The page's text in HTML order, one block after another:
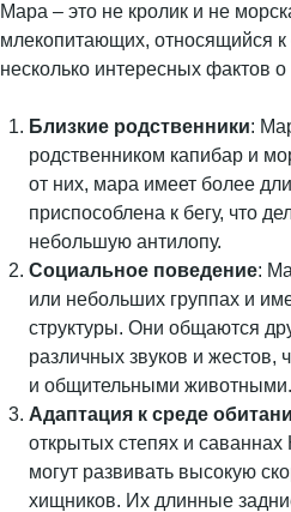
Мара – это не кролик и не
млекопитающих, относящийся
несколько интересных фактов
Близкие родственники:
родственником капибар и
от них, мара имеет более
приспособлена к бегу, что
небольшую антилопу.
Социальное поведение:
или небольших группах и
структуры. Они общаются
различных звуков и жестов,
и общительными животными.
Адаптация к среде
открытых степях и
могут развивать высокую
хищников. Их длинные